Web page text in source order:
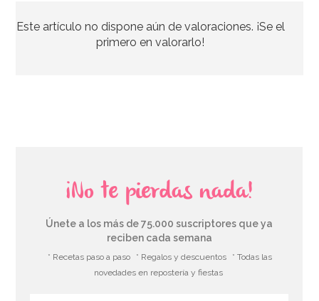
3,99€
Este artículo no dispone aún de valoraciones. ¡Se el
primero en valorarlo!
¡No te pierdas nada!
Únete a los más de 75.000 suscriptores que ya
reciben cada semana
* Recetas paso a paso * Regalos y descuentos
* Todas las
novedades en repostería y fiestas